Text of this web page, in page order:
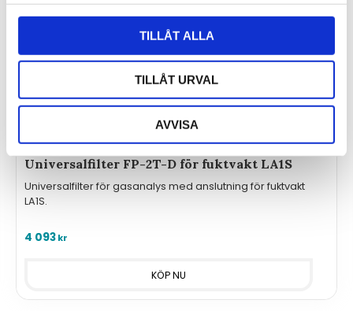
TILLÅT ALLA
TILLÅT URVAL
AVVISA
Universalfilter FP-2T-D för fuktvakt LA1S
Universalfilter för gasanalys med anslutning för fuktvakt
LA1S.
4 093kr